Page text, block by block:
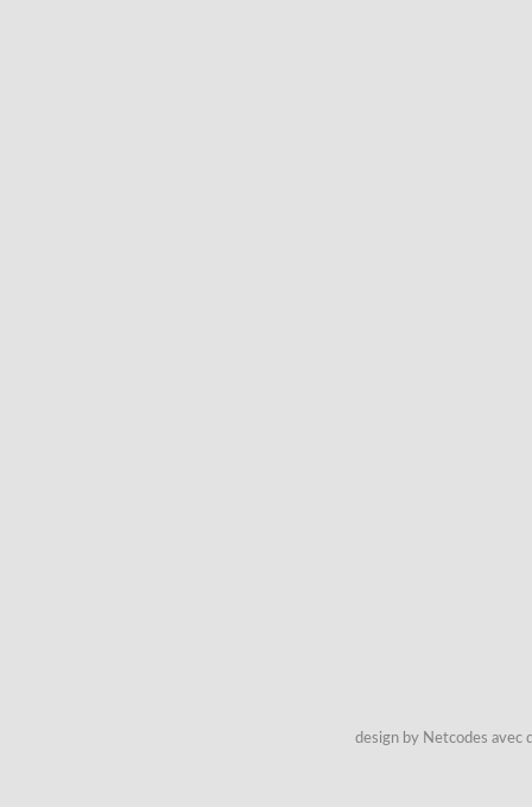
design by Netcodes avec